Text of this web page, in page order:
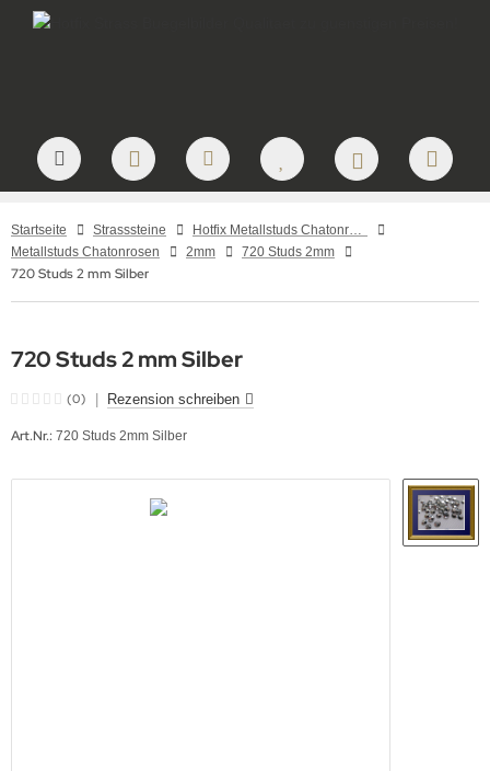
Startseite Strasssteine
Hotfix Metallstuds Chatonrosen – runde Metallstuds zum Aufbügeln
Metallstuds Chatonrosen
2mm 720 Studs 2mm
720 Studs 2 mm Silber
720 Studs 2 mm Silber
(0) Rezension schreiben
Art.Nr.: 720 Studs 2mm Silber